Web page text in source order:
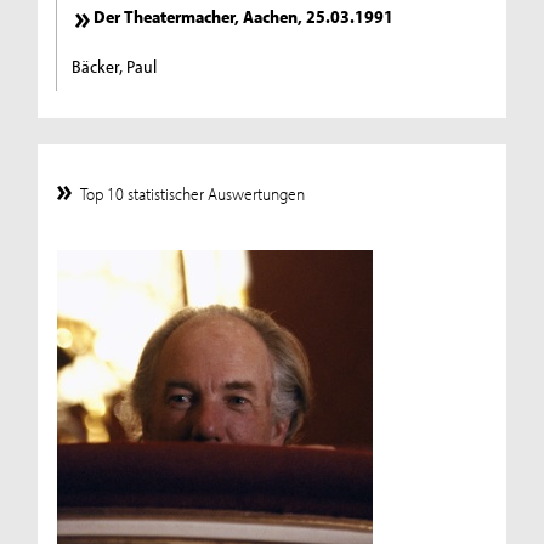
Der Theatermacher, Aachen, 25.03.1991
Bäcker, Paul
Top 10 statistischer Auswertungen